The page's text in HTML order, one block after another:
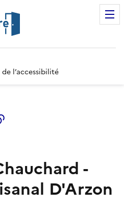
l’accessibilité
Twitter)
-
D'Arzon